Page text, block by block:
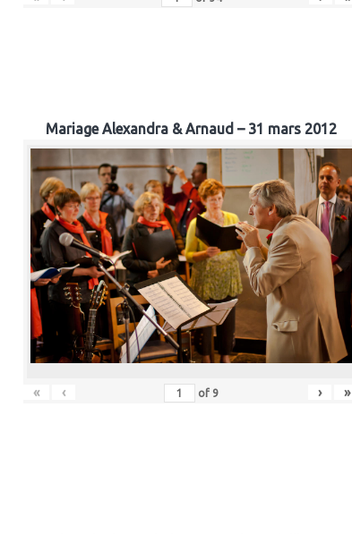
Mariage Alexandra & Arnaud – 31 mars 2012
« ‹ of 9 › »